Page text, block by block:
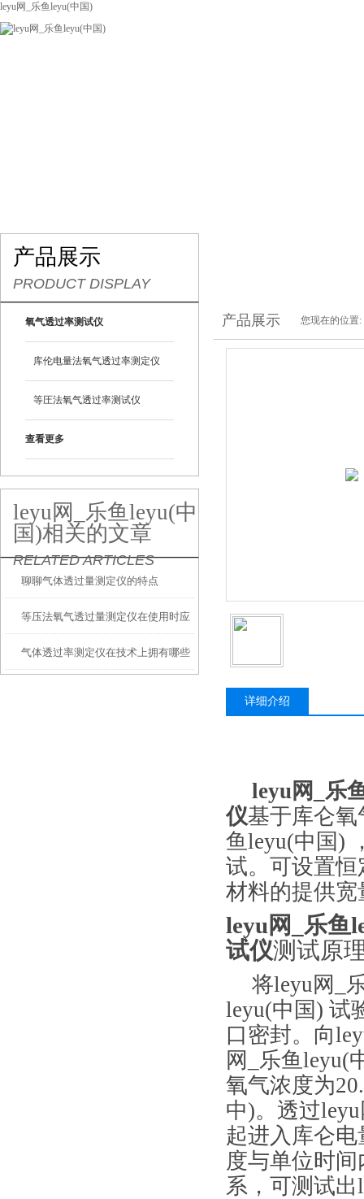
leyu网_乐鱼leyu(中国)
产品展示
PRODUCT DISPLAY
氧气透过率测试仪
库伦电量法氧气透过率测定仪
等圧法氧气透过率测试仪
查看更多
leyu网_乐鱼leyu(中
国)相关的文章
RELATED ARTICLES
聊聊气体透过量测定仪的特点
等压法氧气透过量测定仪在使用时应
注意的事项
气体透过率测定仪在技术上拥有哪些
产品展示 您现在的位置:
详细介绍
leyu网_乐
仪基于库仑
鱼leyu(中国)
试。可设置
材料的提供
leyu网_乐鱼
试仪测试原
将leyu网_
leyu(中国) 试
口密封。向
网_乐鱼leyu(
氧气浓度为
中)。透过
起进入库仑
度与单位时
系 ， 可测试出